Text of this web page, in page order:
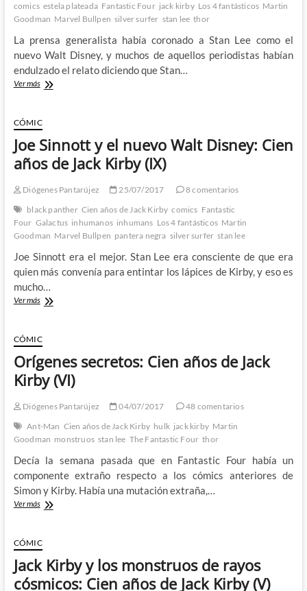
comics estela plateada Fantastic Four jack kirby Los 4 fantásticos Martin
Goodman Marvel Bullpen silver surfer stan lee thor
La prensa generalista había coronado a Stan Lee como el
nuevo Walt Disney, y muchos de aquellos periodistas habían
endulzado el relato diciendo que Stan…
Ver másEl
de
Jack
Kirby
Marvel:
años
de
Jack
Kirby
CÓMIC
Joe Sinnott y el nuevo Walt Disney: Cien
años de Jack Kirby (IX)
Diógenes Pantarújez 25/07/2017
8 comentarios
black panther Cien años de Jack Kirby comics Fantastic
Four Galactus inhumanos inhumans Los 4 fantásticos Martin
Goodman Marvel Bullpen pantera negra silver surfer stan lee
Joe Sinnott era el mejor. Stan Lee era consciente de que era
quien más convenía para entintar los lápices de Kirby, y eso es
mucho…
Ver másJoe
el
nuevo
Walt
Disney:
Cien
de
Jack
CÓMIC
Orígenes secretos: Cien años de Jack
Kirby (VI)
Diógenes Pantarújez 04/07/2017
48 comentarios
Ant-Man Cien años de Jack Kirby hulk jack kirby Martin
Goodman monstruos stan lee The Fantastic Four thor
Decía la semana pasada que en Fantastic Four había un
componente extraño respecto a los cómics anteriores de
Simon y Kirby. Había una mutación extraña,…
Ver másOrígenes
años
de
Jack
Kirby
CÓMIC
Jack Kirby y los monstruos de rayos
cósmicos: Cien años de Jack Kirby (V)